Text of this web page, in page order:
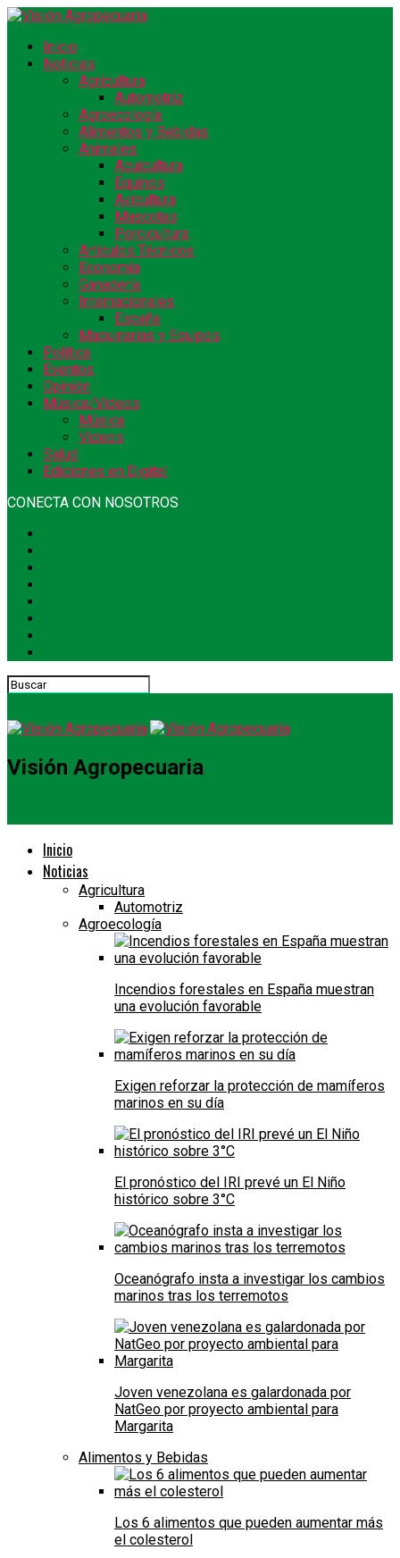
Inicio
Noticias
Agricultura
Automotriz
Agroecología
Alimentos y Bebidas
Animales
Acuicultura
Equinos
Avicultura
Mascotas
Porcicultura
Artículos Técnicos
Economía
Ganadería
Internacionales
España
Maquinarias y Equipos
Política
Eventos
Opinión
Música/Videos
Música
Videos
Salud
Ediciones en Digital
CONECTA CON NOSOTROS
Visión Agropecuaria
Inicio
Noticias
Agricultura
Automotriz
Agroecología
Incendios forestales en España muestran
una evolución favorable
Exigen reforzar la protección de mamíferos
marinos en su día
El pronóstico del IRI prevé un El Niño
histórico sobre 3°C
Oceanógrafo insta a investigar los cambios
marinos tras los terremotos
Joven venezolana es galardonada por
NatGeo por proyecto ambiental para
Margarita
Alimentos y Bebidas
Los 6 alimentos que pueden aumentar más
el colesterol